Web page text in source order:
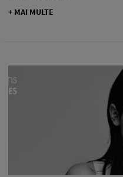
+ MAI MULTE